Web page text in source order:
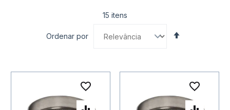
15 itens
Ordenar por
Adicionar à lista de